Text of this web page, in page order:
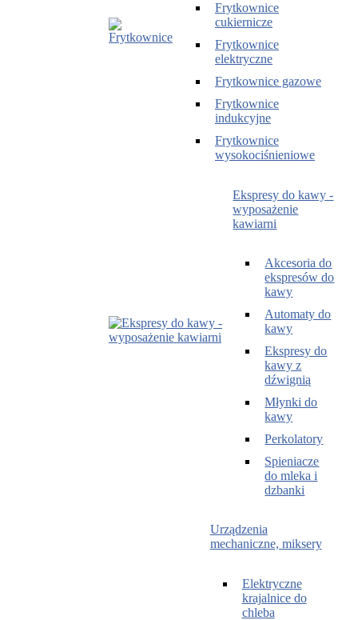
Frytkownice
cukiernicze
Frytkownice
elektryczne
Frytkownice gazowe
Frytkownice
indukcyjne
Frytkownice
wysokociśnieniowe
Ekspresy do kawy -
wyposażenie
kawiarni
Akcesoria do
ekspresów do
kawy
Automaty do
kawy
Ekspresy do
kawy z
dźwignią
Młynki do
kawy
Perkolatory
Spieniacze
do mleka i
dzbanki
Urządzenia
mechaniczne, miksery
Elektryczne
krajalnice do
chleba